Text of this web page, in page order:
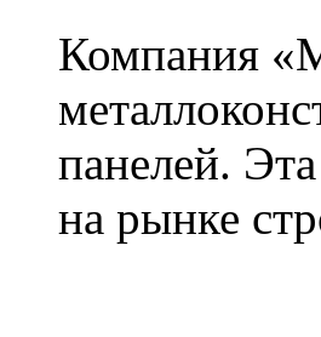
Компания
панелей.
на рынке